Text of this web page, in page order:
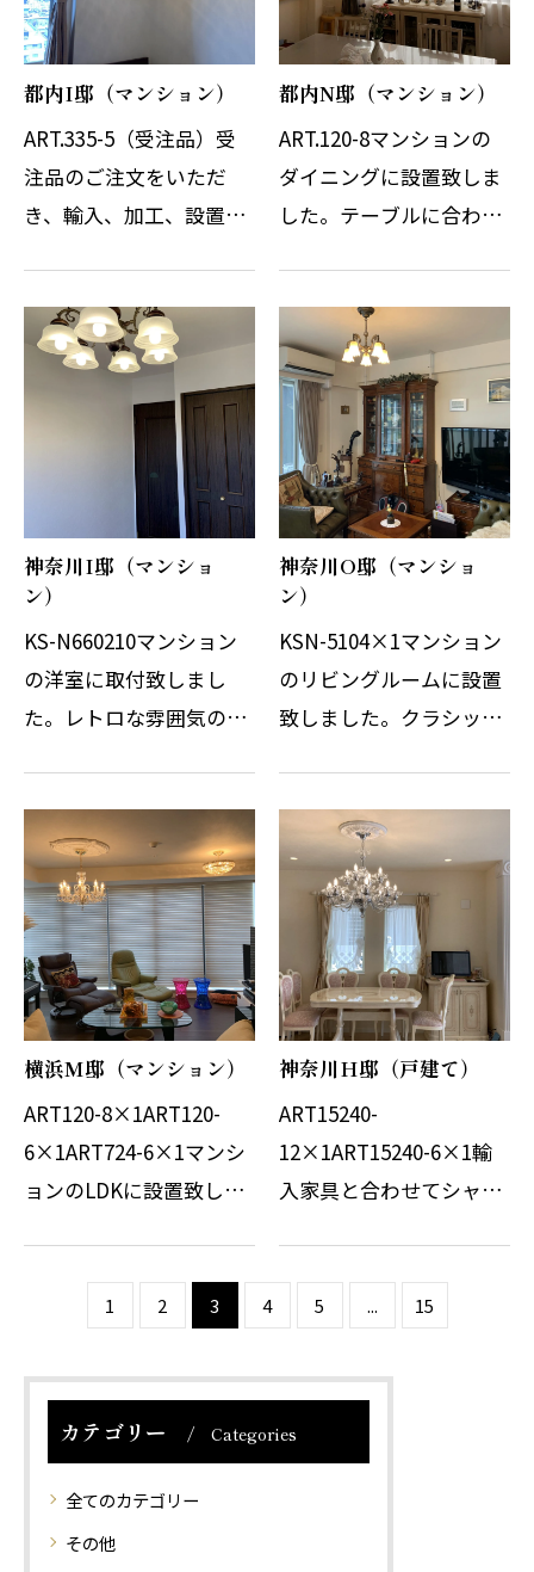
都内I邸（マンション）
ART.335-5（受注品）受
注品のご注文をいただ
き、輸入、加工、設置致
は少し遅れて入荷致しま
した。それでも一時期よ
りはまともに動きだした
感じです。シャン…
都内N邸（マンション）
ART.120-8マンションの
ダイニングに設置致しま
した。テーブルに合わせ
らして設置可能か現調に
も伺いました。購入され
ました横長の白いダイニ
ングテーブルに…
神奈川I邸（マンショ
ン）
KS-N660210マンション
の洋室に取付致しまし
た。レトロな雰囲気のも
いただきました。少し前
のスタイルがどことなく
懐かしく、直付けのシャ
ンデリアで使い易…
神奈川O邸（マンショ
ン）
KSN-5104×1マンション
のリビングルームに設置
致しました。クラシック
じでした。現場にて高さ
を調整致しました。こう
いうタイプのシャンデリ
アの場合、横か…
横浜M邸（マンション）
ART120-8×1ART120-
6×1ART724-6×1マンシ
ョンのLDKに設置致しま
提案していただきまし
にはメダリオンも同時に
設置しました。メダリオ
ン…
神奈川H邸（戸建て）
ART15240-
12×1ART15240-6×1輸
入家具と合わせてシャン
ッキされたクリスタルシ
ます。お施主様のご希望
ました。透…
1 2 3 4 5 ... 15
カテゴリー Categories
全てのカテゴリー
その他